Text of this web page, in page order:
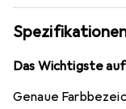
Das Wichtigste
Genaue